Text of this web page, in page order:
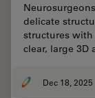
delicate
structures
clear, large
Dec 18, 2025